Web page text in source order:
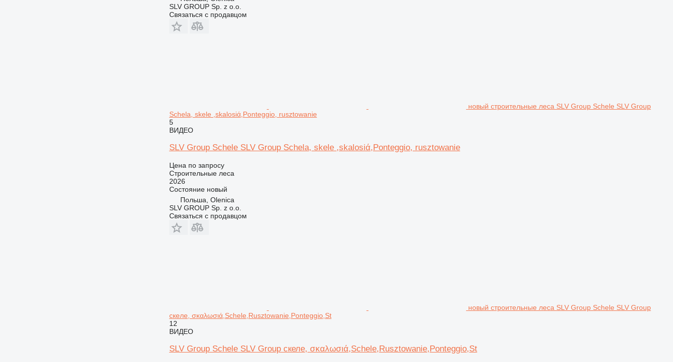
SLV GROUP Sp. z o.o.
Связаться с продавцом
новый строительные леса SLV Group Schele SLV Group
Schela, skele ,skalosiά,Ponteggio, rusztowanie
5
ВИДЕО
SLV Group Schele SLV Group Schela, skele ,skalosiά,Ponteggio, rusztowanie
Цена по запросу
Строительные леса
2026
Состояниеновый
Польша, Olenica
SLV GROUP Sp. z o.o.
Связаться с продавцом
новый строительные леса SLV Group Schele SLV Group
скеле, σκαλωσιά,Schele,Rusztowanie,Ponteggio,St
12
ВИДЕО
SLV Group Schele SLV Group скеле, σκαλωσιά,Schele,Rusztowanie,Ponteggio,St